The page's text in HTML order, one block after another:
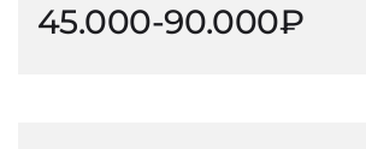
45.000-90.000₽